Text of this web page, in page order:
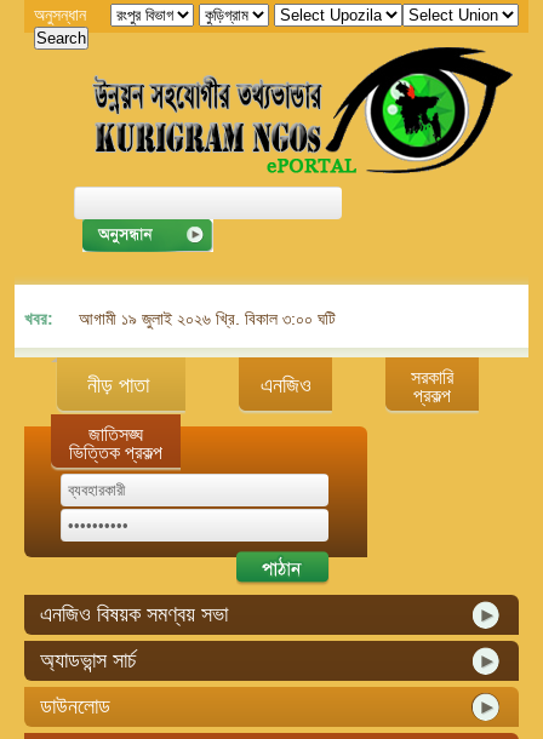
অনুসন্ধান
খবর: আগামী ১৯ জুলাই ২০২৬ খ্রি. বিকাল ৩:০০ ঘটিকায় জেলা এনজিও বিষয়ক সমন্বয়
নীড় পাতা এনজিও
সরকারি
প্রকল্প
জাতিসঙ্ঘ
ভিত্তিক প্রকল্প
এনজিও বিষয়ক সমণ্বয় সভা
অ্যাডভান্স সার্চ
ডাউনলোড